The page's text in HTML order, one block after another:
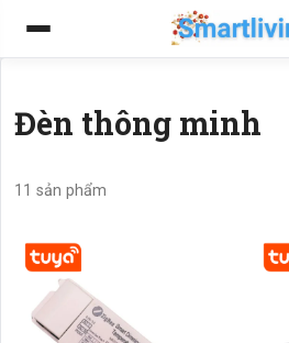
Đèn thông minh
11 sản phẩm